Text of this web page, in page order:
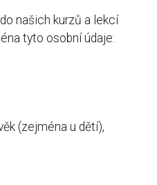
našich kurzů a lekcí
tyto osobní údaje:
(zejména u dětí),